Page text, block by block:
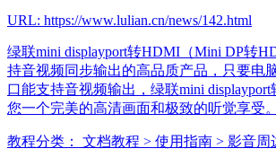
URL: https://www.lulian.cn/news/142.html
绿联mini displayport转HDMI（Mini DP转
持音视频同步输出的高品质产品，只要电
口能支持音视频输出，绿联mini
您一个完美的高清画面和极致的听觉享受。
教程分类： 文档教程 > 使用指南 > 影音周